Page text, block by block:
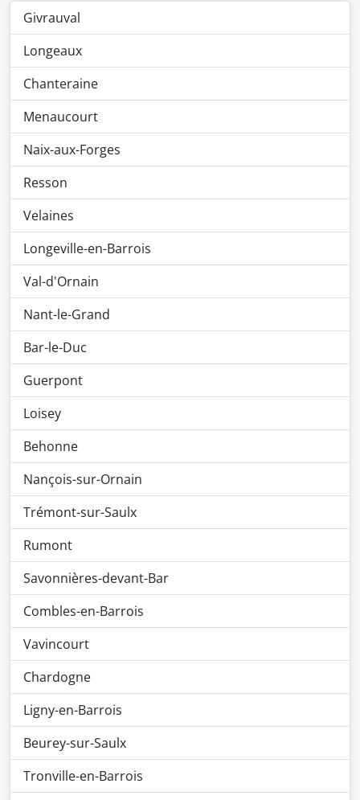
Givrauval
Longeaux
Chanteraine
Menaucourt
Naix-aux-Forges
Resson
Velaines
Longeville-en-Barrois
Val-d'Ornain
Nant-le-Grand
Bar-le-Duc
Guerpont
Loisey
Behonne
Nançois-sur-Ornain
Trémont-sur-Saulx
Rumont
Savonnières-devant-Bar
Combles-en-Barrois
Vavincourt
Chardogne
Ligny-en-Barrois
Beurey-sur-Saulx
Tronville-en-Barrois